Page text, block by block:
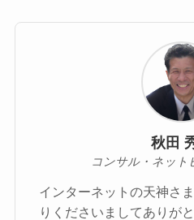
秋田
コンサル・ネット
インターネットの天神さ
りくださいましてありが